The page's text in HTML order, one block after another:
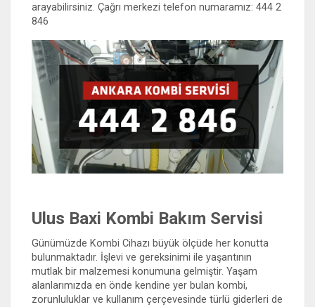
arayabilirsiniz. Çağrı merkezi telefon numaramız: 444 2
846
Ulus Baxi Kombi Bakım Servisi
Günümüzde Kombi Cihazı büyük ölçüde her konutta
bulunmaktadır. İşlevi ve gereksinimi ile yaşantının
mutlak bir malzemesi konumuna gelmiştir. Yaşam
alanlarımızda en önde kendine yer bulan kombi,
zorunluluklar ve kullanım çerçevesinde türlü giderleri de